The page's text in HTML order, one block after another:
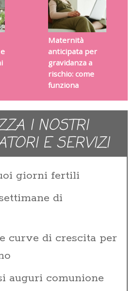
Maternità
anticipata per
gravidanza a
rischio: come
funziona
I NOSTRI
E SERVIZI
giorni fertili
di
curve di crescita per
auguri comunione